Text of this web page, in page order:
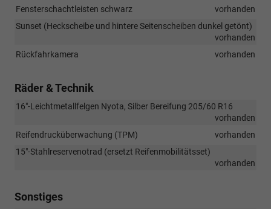
Fensterschachtleisten schwarz
vorhanden
Sunset (Heckscheibe und hintere Seitenscheiben dunkel getönt)
vorhanden
Rückfahrkamera
vorhanden
Räder & Technik
16"-Leichtmetallfelgen Nyota, Silber Bereifung 205/60 R16
vorhanden
Reifendrucküberwachung (TPM)
vorhanden
15"-Stahlreservenotrad (ersetzt Reifenmobilitätsset)
vorhanden
Sonstiges